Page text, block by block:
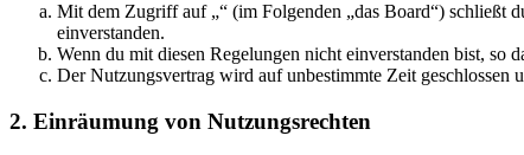
Mit dem Zugriff auf „“ (im Folgenden „das Board“) schließt
einverstanden.
Wenn du mit diesen Regelungen nicht einverstanden bist, so
Der Nutzungsvertrag wird auf unbestimmte Zeit geschlossen
2. Einräumung von Nutzungsrechten